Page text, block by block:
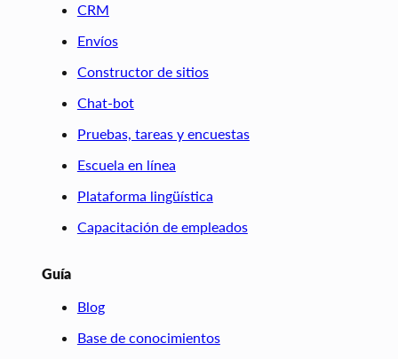
CRM
Envíos
Constructor de sitios
Chat-bot
Pruebas, tareas y encuestas
Escuela en línea
Plataforma lingüística
Capacitación de empleados
Guía
Blog
Base de conocimientos